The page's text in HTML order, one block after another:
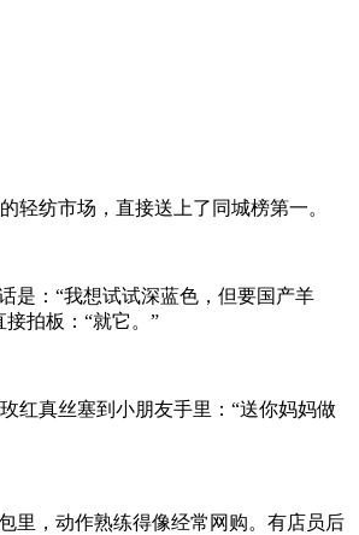
轻纺市场，直接送上了同城榜第一。
是：“我想试试深蓝色，但要国产羊
拍板：“就它。”
红真丝塞到小朋友手里：“送你妈妈做
里，动作熟练得像经常网购。有店员后